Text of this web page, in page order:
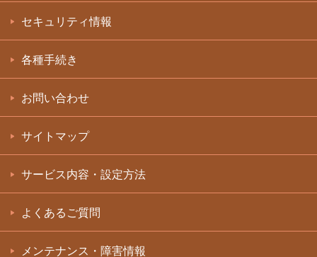
セキュリティ情報
各種手続き
お問い合わせ
サイトマップ
サービス内容・設定方法
よくあるご質問
メンテナンス・障害情報